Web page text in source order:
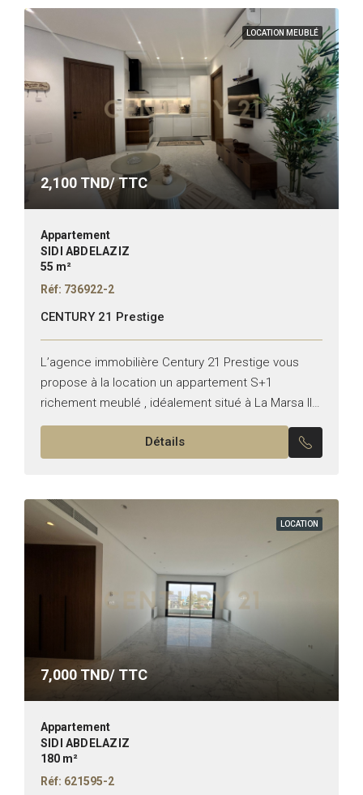
LOCATION MEUBLÉ
2,100 TND/ TTC
Appartement
SIDI ABDELAZIZ
55 m²
Réf: 736922-2
CENTURY 21 Prestige
L’agence immobilière Century 21 Prestige vous
propose à la location un appartement S+1
richement meublé , idéalement situé à La Marsa Il
se compose de : -Un salon -Une chambres à
Détails
LOCATION
7,000 TND/ TTC
Appartement
SIDI ABDELAZIZ
180 m²
Réf: 621595-2